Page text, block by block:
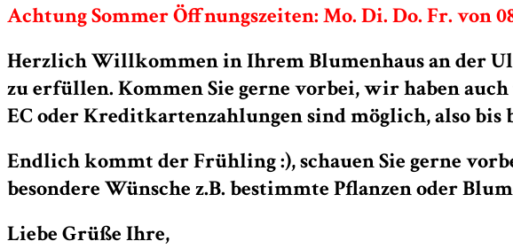
Achtung Sommer Öffnungszeiten: Mo. Di. Do. Fr. von
Herzlich Willkommen in Ihrem Blumenhaus an der
zu erfüllen. Kommen Sie gerne vorbei, wir haben
EC oder Kreditkartenzahlungen sind möglich, also bis
Endlich kommt der Frühling :), schauen Sie gerne
besondere Wünsche z.B. bestimmte Pflanzen oder
Liebe Grüße Ihre,